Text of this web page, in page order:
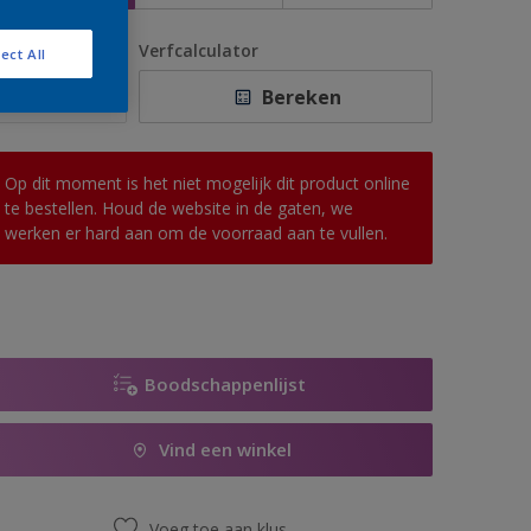
Verfcalculator
Bereken
Op dit moment is het niet mogelijk dit product online
te bestellen. Houd de website in de gaten, we
werken er hard aan om de voorraad aan te vullen.
Boodschappenlijst
Vind een winkel
All